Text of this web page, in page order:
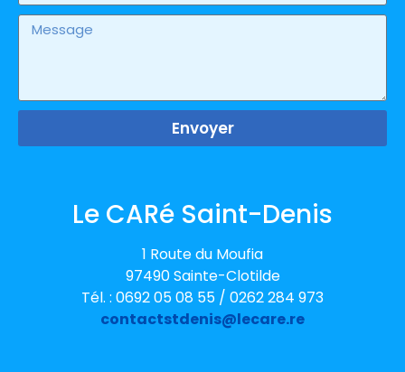
Envoyer
Le CARé Saint-Denis
1 Route du Moufia
97490 Sainte-Clotilde
Tél. : 0692 05 08 55 / 0262 284 973
contactstdenis@lecare.re